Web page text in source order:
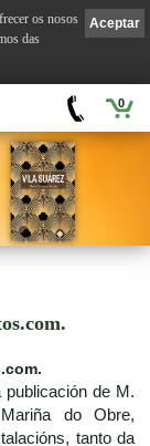
0
publicación de M.
do Obre,
tanto da
Aceptar
os nosos
das